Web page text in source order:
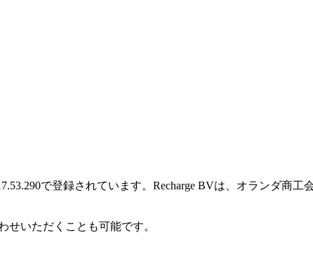
で登録されています。Recharge BVは、オランダ商工
せいただくことも可能です。